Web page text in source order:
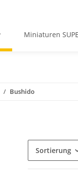
Miniaturen
Bushido
Sortierung